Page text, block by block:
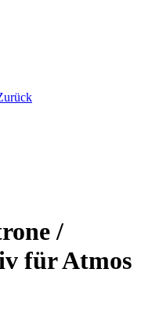
/
für Atmos